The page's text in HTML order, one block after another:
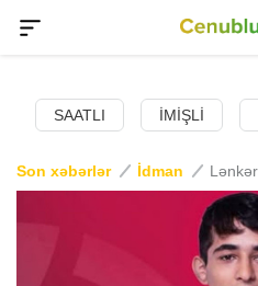
SAATLI İMIŞLI
Son xəbərlər İdman